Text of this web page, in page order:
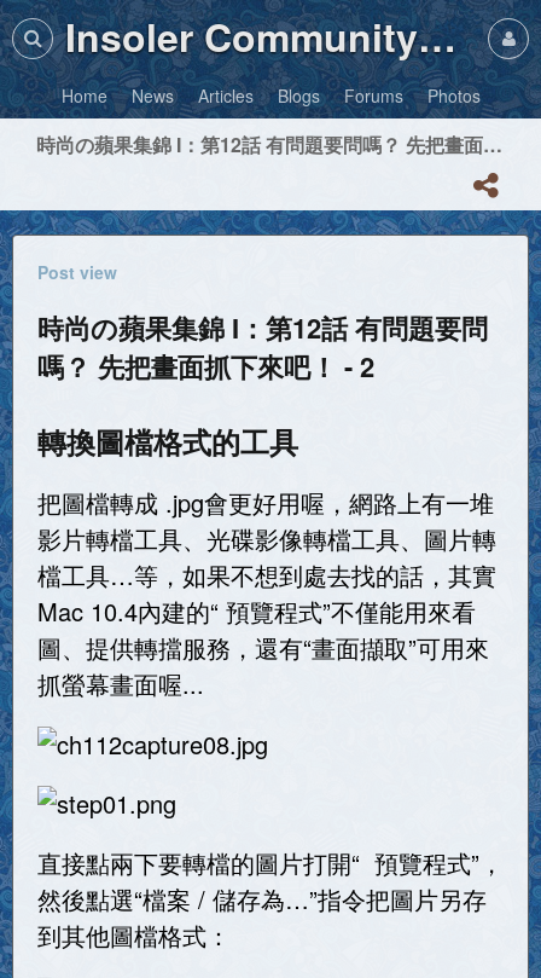
Insoler Community・Photos
Home News Articles Blogs Forums Photos
時尚の蘋果集錦 I：第12話 有問題要問嗎？ 先把畫面抓下來吧！ - 2
Post view
時尚の蘋果集錦 I：第12話 有問題要問
嗎？ 先把畫面抓下來吧！ - 2
轉換圖檔格式的工具
把圖檔轉成 .jpg會更好用喔，網路上有一堆
影片轉檔工具、光碟影像轉檔工具、圖片轉
檔工具…等，如果不想到處去找的話，其實
Mac 10.4內建的“ 預覽程式”不僅能用來看
圖、提供轉擋服務，還有“畫面擷取”可用來
抓螢幕畫面喔...
直接點兩下要轉檔的圖片打開“ 預覽程式”，
然後點選“檔案 / 儲存為…”指令把圖片另存
到其他圖檔格式：